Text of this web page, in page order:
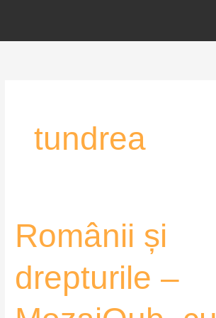
content
tundrea
Românii și
drepturile –
Românii
și
–
cu